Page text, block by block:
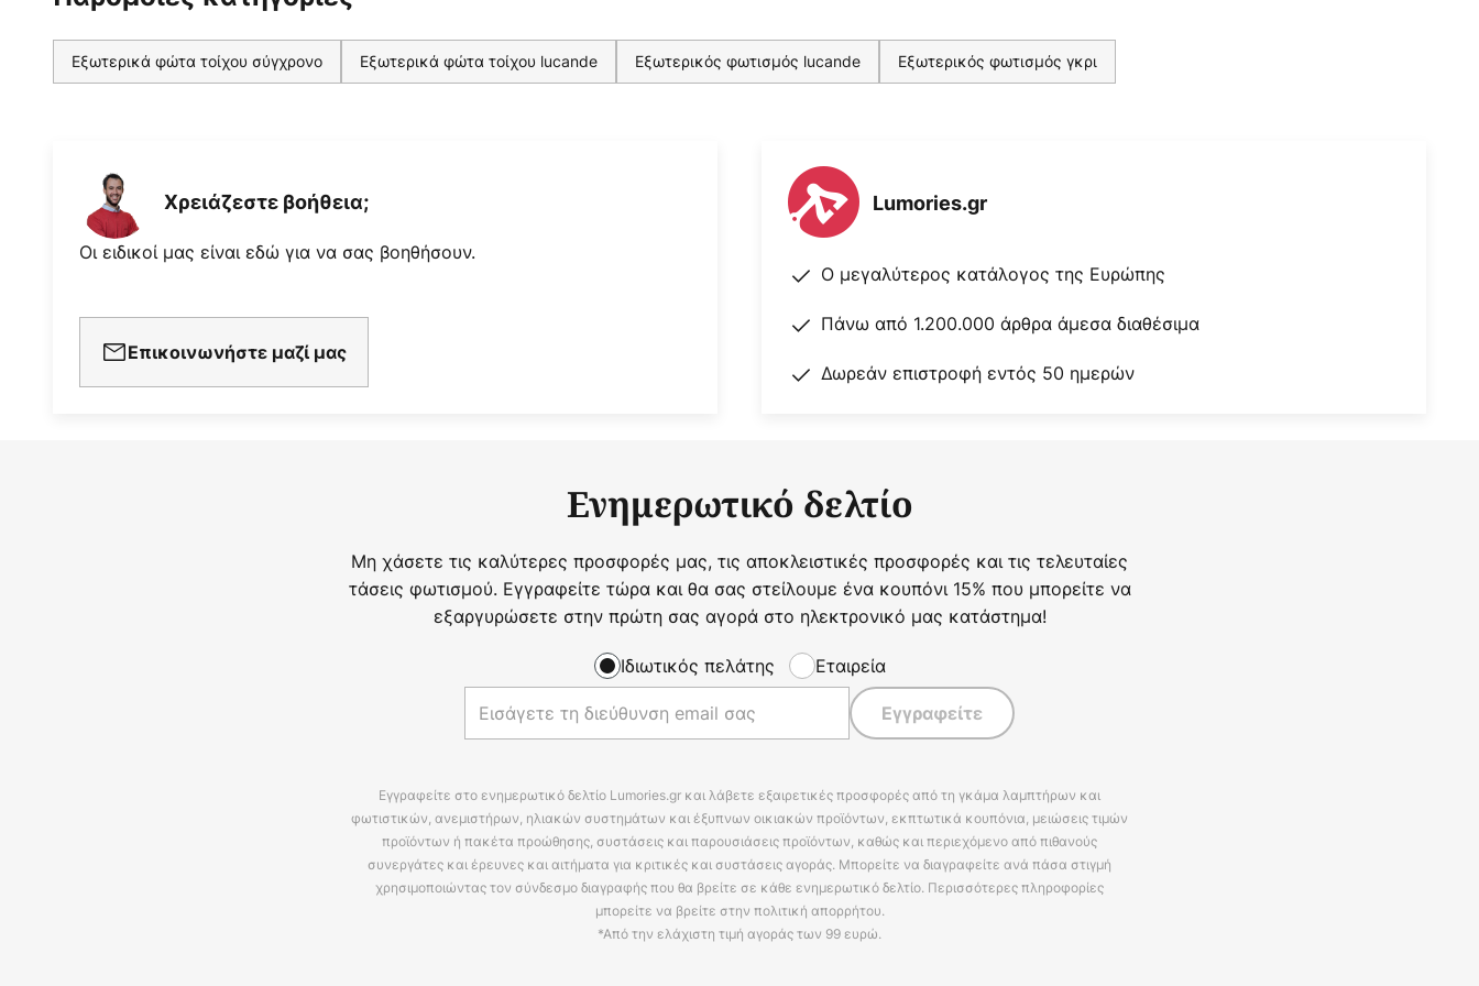
Εξωτερικά φώτα τοίχου σύγχρονο Εξωτερικά φώτα τοίχου lucande Εξωτερικός φωτισμός lucande Εξωτερικός φωτισμός γκρι
Χρειάζεστε βοήθεια;
Οι ειδικοί μας είναι εδώ για να σας βοηθήσουν.
Επικοινωνήστε μαζί μας
Lumories.gr
Ο μεγαλύτερος κατάλογος της Ευρώπης
Πάνω από 1.200.000 άρθρα άμεσα διαθέσιμα
Δωρεάν επιστροφή εντός 50 ημερών
Ενημερωτικό δελτίο
Μη χάσετε τις καλύτερες προσφορές μας, τις αποκλειστικές προσφορές και τις τελευταίες
τάσεις φωτισμού. Εγγραφείτε τώρα και θα σας στείλουμε ένα κουπόνι 15% που μπορείτε να
εξαργυρώσετε στην πρώτη σας αγορά στο ηλεκτρονικό μας κατάστημα!
Ιδιωτικός πελάτης Εταιρεία
Εγγραφείτε
Εγγραφείτε στο ενημερωτικό δελτίο Lumories.gr και λάβετε εξαιρετικές προσφορές από τη γκάμα λαμπτήρων και
φωτιστικών, ανεμιστήρων, ηλιακών συστημάτων και έξυπνων οικιακών προϊόντων, εκπτωτικά κουπόνια, μειώσεις τιμών
προϊόντων ή πακέτα προώθησης, συστάσεις και παρουσιάσεις προϊόντων, καθώς και περιεχόμενο από πιθανούς
συνεργάτες και έρευνες και αιτήματα για κριτικές και συστάσεις αγοράς. Μπορείτε να διαγραφείτε ανά πάσα στιγμή
χρησιμοποιώντας τον σύνδεσμο διαγραφής που θα βρείτε σε κάθε ενημερωτικό δελτίο. Περισσότερες πληροφορίες
μπορείτε να βρείτε στην πολιτική απορρήτου.
*Από την ελάχιστη τιμή αγοράς των 99 ευρώ.